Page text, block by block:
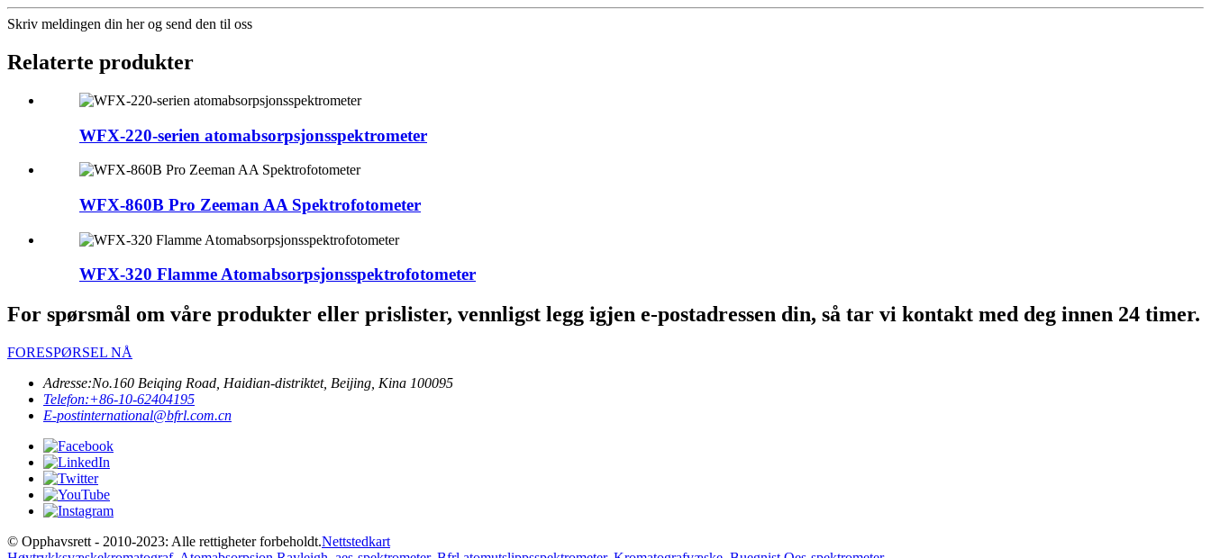
Skriv meldingen din her og send den til oss
Relaterte produkter
WFX-220-serien atomabsorpsjonsspektrometer
WFX-860B Pro Zeeman AA Spektrofotometer
WFX-320 Flamme Atomabsorpsjonsspektrofotometer
For spørsmål om våre produkter eller prislister, vennligst legg igjen e-postadressen din, så tar vi kontakt med deg innen 24 timer.
FORESPØRSEL NÅ
Adresse:No.160 Beiqing Road, Haidian-distriktet, Beijing, Kina 100095
Telefon:+86-10-62404195
E-postinternational@bfrl.com.cn
© Opphavsrett - 2010-2023: Alle rettigheter forbeholdt.Nettstedkart